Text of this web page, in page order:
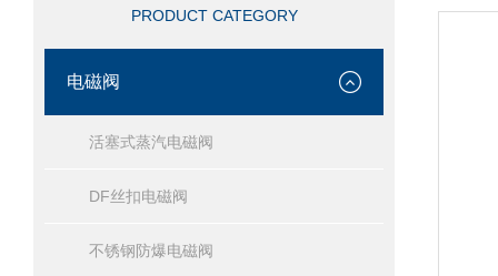
PRODUCT CATEGORY
电磁阀
活塞式蒸汽电磁阀
DF丝扣电磁阀
不锈钢防爆电磁阀